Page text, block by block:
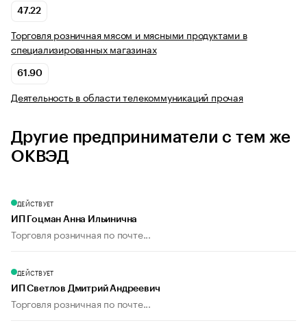
47.22
Торговля розничная мясом и мясными продуктами в
специализированных магазинах
61.90
Деятельность в области телекоммуникаций прочая
Другие предприниматели с тем же
ОКВЭД
ДЕЙСТВУЕТ
ИП Гоцман Анна Ильинична
Торговля розничная по почте...
ДЕЙСТВУЕТ
ИП Светлов Дмитрий Андреевич
Торговля розничная по почте...